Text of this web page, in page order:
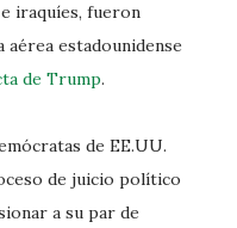
iraquíes, fueron
aérea estadounidense
de Trump.
de EE.UU.
de juicio político
a su par de